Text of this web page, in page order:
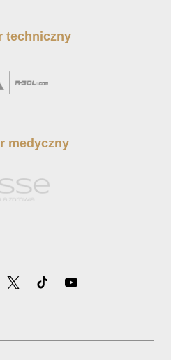
techniczny
medyczny